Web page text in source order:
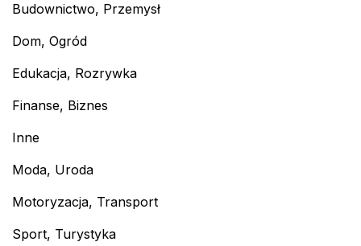
Budownictwo, Przemysł
Dom, Ogród
Edukacja, Rozrywka
Finanse, Biznes
Inne
Moda, Uroda
Motoryzacja, Transport
Sport, Turystyka